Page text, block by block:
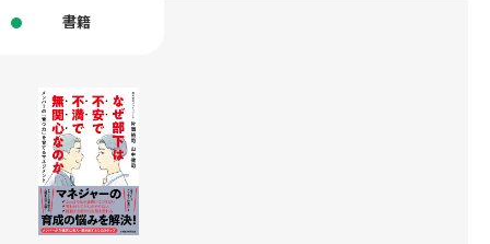
書籍